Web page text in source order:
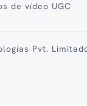
de vídeo UGC
Pvt.